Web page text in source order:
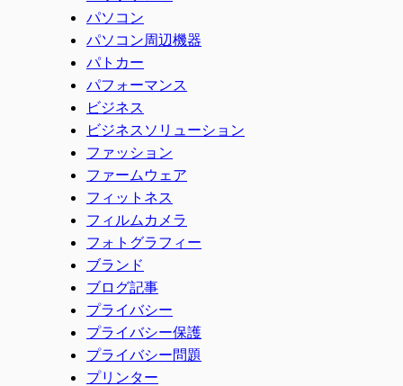
パソコン
パソコン周辺機器
パトカー
パフォーマンス
ビジネス
ビジネスソリューション
ファッション
ファームウェア
フィットネス
フィルムカメラ
フォトグラフィー
ブランド
ブログ記事
プライバシー
プライバシー保護
プライバシー問題
プリンター